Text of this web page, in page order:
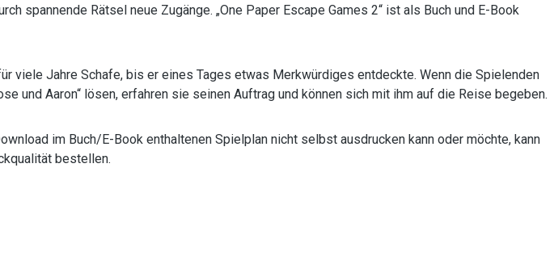
spannende Rätsel neue Zugänge. „One Paper Escape Games 2“ ist als Buch und E-Book
viele Jahre Schafe, bis er eines Tages etwas Merkwürdiges entdeckte. Wenn die Spielenden
und Aaron“ lösen, erfahren sie seinen Auftrag und können sich mit ihm auf die Reise begeben.
im Buch/E-Book enthaltenen Spielplan nicht selbst ausdrucken kann oder möchte, kann
bestellen.